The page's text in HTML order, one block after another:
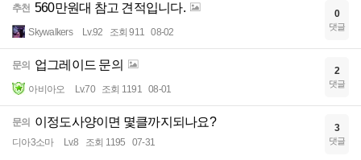
추천 560만원대 참고 견적입니다.
Skywalkers Lv.92 조회 911 08-02
0
댓글
문의 업그레이드 문의
아비아오 Lv.70 조회 1191 08-01
2
댓글
문의 이정도사양이면 몇클까지되나요?
디아3소마 Lv.8 조회 1195 07-31
3
댓글